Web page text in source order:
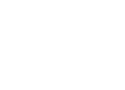
– All
Une utilisation